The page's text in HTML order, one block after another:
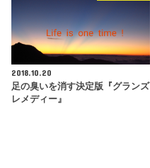
2018.10.20
足の臭いを消す決定版『グランズ
レメディー』